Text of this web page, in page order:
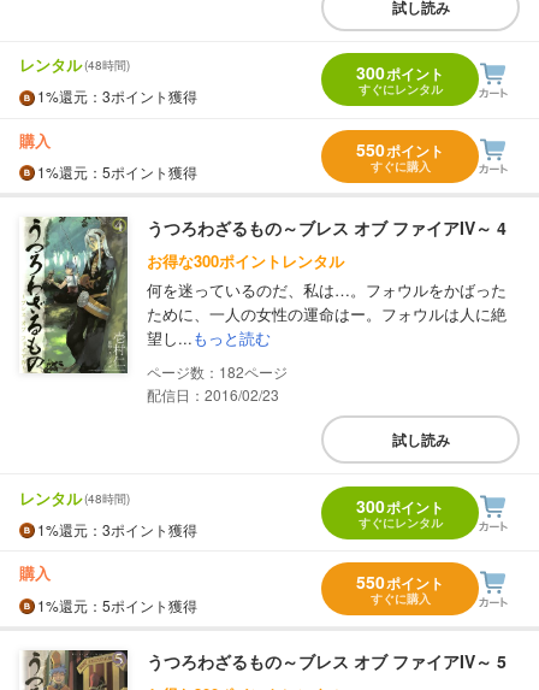
試し読み
レンタル(48時間)
1%還元 ：3ポイント獲得
300ポイント
すぐにレンタル
購入
1%還元 ：5ポイント獲得
550ポイント
すぐに購入
うつろわざるもの～ブレス オブ ファイアIV～ 4
お得な300ポイントレンタル
何を迷っているのだ、私は…。フォウルをかばった
ために、一人の女性の運命はー。フォウルは人に絶
望し...もっと読む
182
配信日：2016/02/23
試し読み
レンタル(48時間)
1%還元 ：3ポイント獲得
300ポイント
すぐにレンタル
購入
1%還元 ：5ポイント獲得
550ポイント
すぐに購入
うつろわざるもの～ブレス オブ ファイアIV～ 5